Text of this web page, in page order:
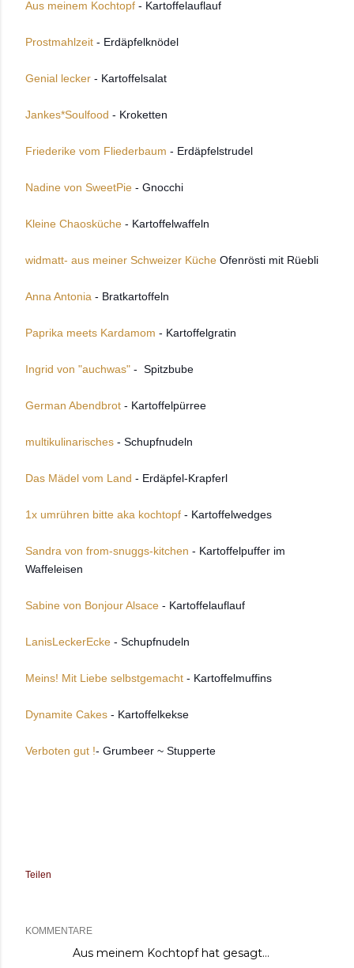
Aus meinem Kochtopf - Kartoffelauflauf
Prostmahlzeit - Erdäpfelknödel
Genial lecker - Kartoffelsalat
Jankes*Soulfood - Kroketten
Friederike vom Fliederbaum - Erdäpfelstrudel
Nadine von SweetPie - Gnocchi
Kleine Chaosküche - Kartoffelwaffeln
widmatt- aus meiner Schweizer Küche Ofenrösti mit Rüebli
Anna Antonia - Bratkartoffeln
Paprika meets Kardamom - Kartoffelgratin
Ingrid von "auchwas" - Spitzbube
German Abendbrot - Kartoffelpürree
multikulinarisches - Schupfnudeln
Das Mädel vom Land - Erdäpfel-Krapferl
1x umrühren bitte aka kochtopf - Kartoffelwedges
Sandra von from-snuggs-kitchen - Kartoffelpuffer im
Waffeleisen
Sabine von Bonjour Alsace - Kartoffelauflauf
LanisLeckerEcke - Schupfnudeln
Meins! Mit Liebe selbstgemacht - Kartoffelmuffins
Dynamite Cakes - Kartoffelkekse
Verboten gut !- Grumbeer ~ Stupperte
Teilen
KOMMENTARE
Aus meinem Kochtopfhat gesagt…